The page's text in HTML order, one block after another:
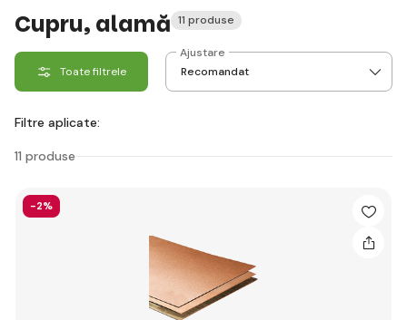
Cupru, alamă 11 produse
Toate filtrele
Ajustare
Filtre aplicate:
11 produse
-2%